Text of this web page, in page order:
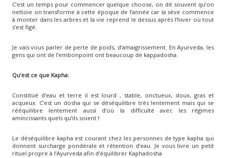
C’est un temps pour commencer quelque choose, on dit souvent qu’on
nettoie on transforme à cette époque de l’année car la sève commence
à monter dans les arbres et la vie reprend le dessus après l’hiver où tout
s’est figé.
Je vais vous parler de perte de poids, d’amaigrissement. En Ayurveda, les
gens qui ont de l’embonpoint ont beaucoup de kappadosha.
Qu’est ce que Kapha:
Constitué d’eau et terre il est lourd , stable, onctueux, doux, gras et
acqueux. C’est un dosha qui se déséquilibre très lentement mais qui se
rééquilibre lentement aussi d’où la difficulté avec les régimes
amincissants quels qu’ils soient !
Le déséquilibre kapha est courant chez les personnes de type kapha qui
donnent surcharge pondérale et rétention d’eau. Je vous livre un petit
rituel propre à l’Ayurveda afin d’équilibrer Kaphadosha